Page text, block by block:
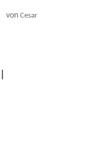
von Cesar